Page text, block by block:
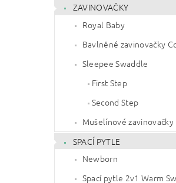
ZAVINOVAČKY
Royal Baby
Bavlněné zavinovačky
Sleepee Swaddle
First Step
Second Step
Mušelínové zavinovačky
SPACÍ PYTLE
Newborn
Spací pytle 2v1 Warm